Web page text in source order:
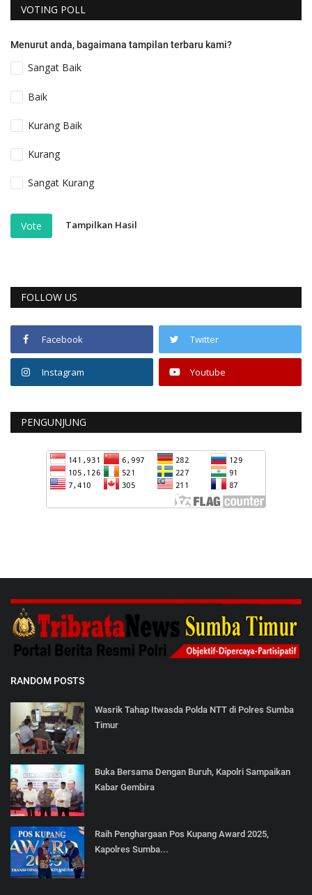
VOTING POLL
Menurut anda, bagaimana tampilan terbaru kami?
Sangat Baik
Baik
Kurang Baik
Kurang
Sangat Kurang
Vote Tampilkan Hasil
FOLLOW US
Facebook Twitter
Instagram Youtube
PENGUNJUNG
RANDOM POSTS
Wasrik Tahap Itwasda Polda NTT di Polres Sumba
Timur
Buka Bersama Dengan Buruh, Kapolri Sampaikan
Kabar Gembira
Raih Penghargaan Pos Kupang Award 2025,
Kapolres Sumba...